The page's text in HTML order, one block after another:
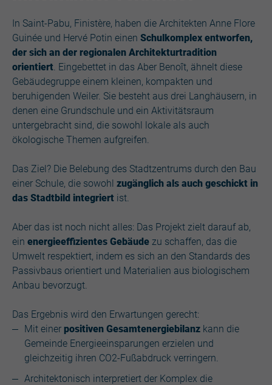
In Saint-Pabu, Finistère, haben die Architekten Anne Flore
Guinée und Hervé Potin einen Schulkomplex entworfen,
der sich an der regionalen Architekturtradition
orientiert. Eingebettet in das Aber Benoît, ähnelt diese
Gebäudegruppe einem kleinen, kompakten und
beruhigenden Weiler. Sie besteht aus drei Langhäusern, in
denen eine Grundschule und ein Aktivitätsraum
untergebracht sind, die sowohl lokale als auch
ökologische Themen aufgreifen.
Das Ziel? Die Belebung des Stadtzentrums durch den Bau
einer Schule, die sowohl zugänglich als auch geschickt in
das Stadtbild integriert ist.
Aber das ist noch nicht alles: Das Projekt zielt darauf ab,
ein energieeffizientes Gebäude zu schaffen, das die
Umwelt respektiert, indem es sich an den Standards des
Passivbaus orientiert und Materialien aus biologischem
Anbau bevorzugt.
Das Ergebnis wird den Erwartungen gerecht:
Mit einer positiven Gesamtenergiebilanz kann die
Gemeinde Energieeinsparungen erzielen und
gleichzeitig ihren CO2-Fußabdruck verringern.
Architektonisch interpretiert der Komplex die